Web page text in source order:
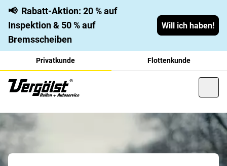
📢 Rabatt-Aktion: 20 % auf
Inspektion & 50 % auf
Bremsscheiben
Will ich haben!
Privatkunde Flottenkunde